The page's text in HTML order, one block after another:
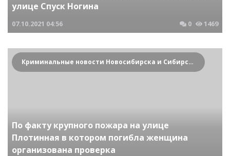
улице Спуск Ногина
07.10.2021 04:56 0 1469
Криминальные новости Новосибирска и Сибирского региона
По факту крупного пожара на улице
Плотинная в котором погибла женщина
организована проверка